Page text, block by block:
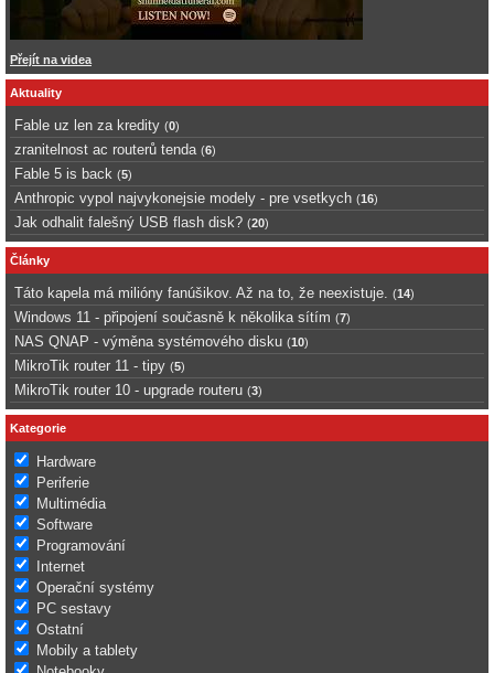
Přejít na videa
Aktuality
Fable uz len za kredity (0)
zranitelnost ac routerů tenda (6)
Fable 5 is back (5)
Anthropic vypol najvykonejsie modely - pre vsetkych (16)
Jak odhalit falešný USB flash disk? (20)
Články
Táto kapela má milióny fanúšikov. Až na to, že neexistuje. (14)
Windows 11 - připojení současně k několika sítím (7)
NAS QNAP - výměna systémového disku (10)
MikroTik router 11 - tipy (5)
MikroTik router 10 - upgrade routeru (3)
Kategorie
Hardware
Periferie
Multimédia
Software
Programování
Internet
Operační systémy
PC sestavy
Ostatní
Mobily a tablety